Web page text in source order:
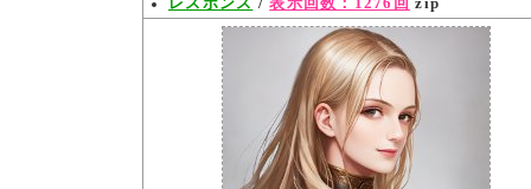
レスポンス /表示回数：1276回 zip